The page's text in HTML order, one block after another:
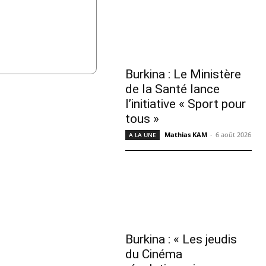
Burkina : Le Ministère
de la Santé lance
l’initiative « Sport pour
tous »
A LA UNE Mathias KAM - 6 août 2026
Burkina : « Les jeudis
du Cinéma